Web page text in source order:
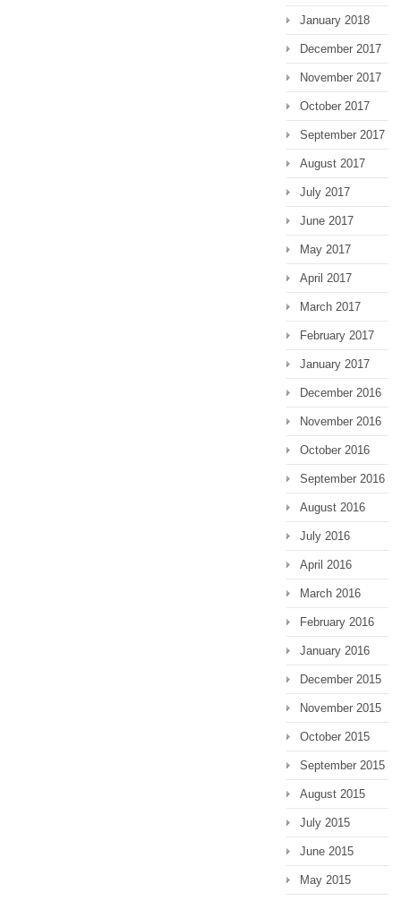
January 2018
December 2017
November 2017
October 2017
September 2017
August 2017
July 2017
June 2017
May 2017
April 2017
March 2017
February 2017
January 2017
December 2016
November 2016
October 2016
September 2016
August 2016
July 2016
April 2016
March 2016
February 2016
January 2016
December 2015
November 2015
October 2015
September 2015
August 2015
July 2015
June 2015
May 2015